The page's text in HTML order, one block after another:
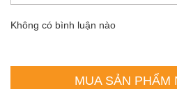
Không có bình luận nào
MUA SẢN PHẨM